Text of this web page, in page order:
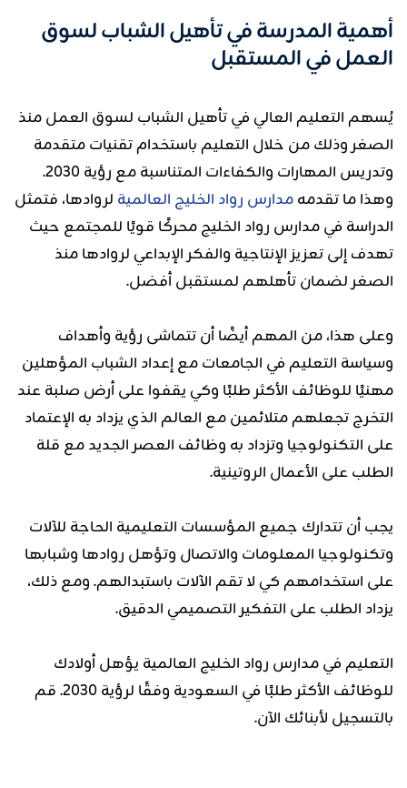
أهمية المدرسة في تأهيل الشباب لسوق
العمل في المستقبل
يُسهم التعليم العالي في تأهيل الشباب لسوق العمل منذ
الصغر وذلك من خلال التعليم باستخدام تقنيات متقدمة
وتدريس المهارات والكفاءات المتناسبة مع رؤية 2030.
وهذا ما تقدمهمدارس رواد الخليج العالمية لروادها، فتمثل
الدراسة في مدارس رواد الخليج محركًا قويًا للمجتمع حيث
تهدف إلى تعزيز الإنتاجية والفكر الإبداعي لروادها منذ
الصغر لضمان تأهلهم لمستقبل أفضل.
وعلى هذا، من المهم أيضًا أن تتماشى رؤية وأهداف
وسياسة التعليم في الجامعات مع إعداد الشباب المؤهلين
مهنيًا للوظائف الأكثر طلبًا وكي يقفوا على أرض صلبة عند
التخرج تجعلهم متلائمين مع العالم الذي يزداد به الإعتماد
على التكنولوجيا وتزداد به وظائف العصر الجديد مع قلة
الطلب على الأعمال الروتينية.
يجب أن تتدارك جميع المؤسسات التعليمية الحاجة للآلات
وتكنولوجيا المعلومات والاتصال وتؤهل روادها وشبابها
على استخدامهم كي لا تقم الآلات باستبدالهم. ومع ذلك،
يزداد الطلب على التفكير التصميمي الدقيق.
التعليم في مدارس رواد الخليج العالمية يؤهل أولادك
للوظائف الأكثر طلبًا في السعودية وفقًا لرؤية 2030. قم
بالتسجيل لأبنائك الآن.